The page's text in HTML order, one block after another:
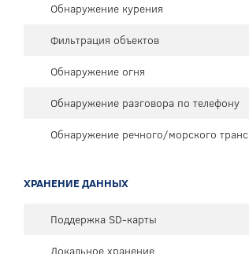
Обнаружение курения
Фильтрация объектов
Обнаружение огня
Обнаружение разговора по телефону
Обнаружение речного/морского
ХРАНЕНИЕ ДАННЫХ
Поддержка SD-карты